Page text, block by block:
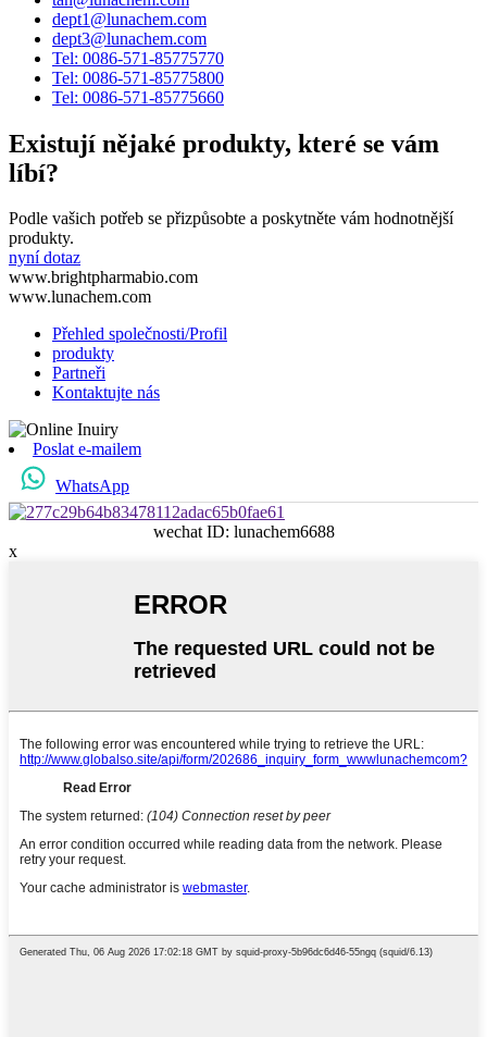
dept1@lunachem.com
dept3@lunachem.com
Tel: 0086-571-85775770
Tel: 0086-571-85775800
Tel: 0086-571-85775660
Existují nějaké produkty, které se vám
líbí?
Podle vašich potřeb se přizpůsobte a poskytněte vám hodnotnější
produkty.
nyní dotaz
www.brightpharmabio.com
www.lunachem.com
Přehled společnosti/Profil
produkty
Partneři
Kontaktujte nás
Poslat e-mailem
WhatsApp
wechat ID: lunachem6688
x